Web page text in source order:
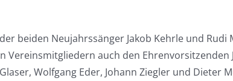
beiden Neujahrssänger Jakob Kehrle und Rudi
Vereinsmitgliedern auch den Ehrenvorsitzenden
Wolfgang Eder, Johann Ziegler und Dieter